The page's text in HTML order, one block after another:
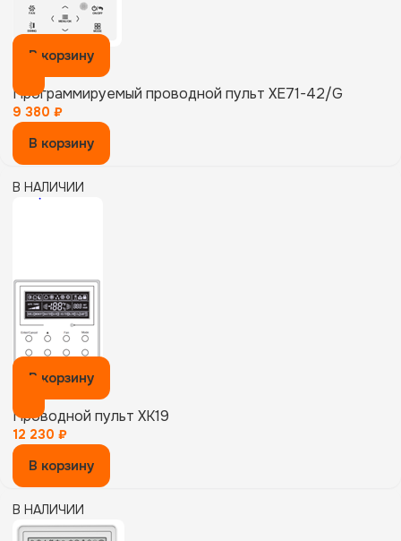
В корзину
Программируемый проводной пульт XE71-42/G
9 380 ₽
В корзину
В НАЛИЧИИ
В корзину
Проводной пульт XK19
12 230 ₽
В корзину
В НАЛИЧИИ